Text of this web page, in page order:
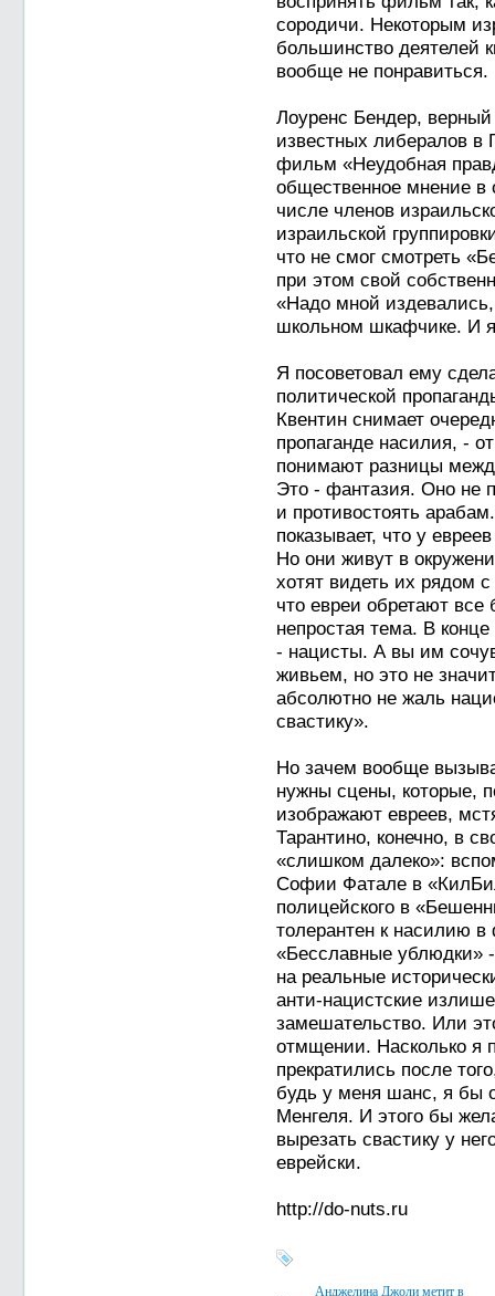
сородичи. Некоторым
большинство деятелей
вообще не понравиться.
Лоуренс Бендер,
известных либералов в
фильм «Неудобная
общественное мнение в
числе членов
израильской
что не смог смотреть
при этом свой
«Надо мной
школьном шкафчике. И
Я посоветовал ему
политической
Квентин снимает
пропаганде насилия, -
понимают разницы
Это - фантазия. Оно не
и противостоять
показывает, что у
Но они живут в
хотят видеть их рядом
что евреи обретают
непростая тема. В
- нацисты. А вы им
живьем, но это не
абсолютно не жаль
свастику».
Но зачем вообще
нужны сцены, которые,
изображают евреев,
Тарантино, конечно, в
«слишком далеко»:
Софии Фатале в
полицейского в
толерантен к насилию
«Бесславные
на реальные
анти-нацистские
замешательство. Или
отмщении. Насколько я
прекратились после
будь у меня шанс, я бы
Менгеля. И этого бы
вырезать свастику у
еврейски.
http://do-nuts.ru
Анджелина Джоли метит в